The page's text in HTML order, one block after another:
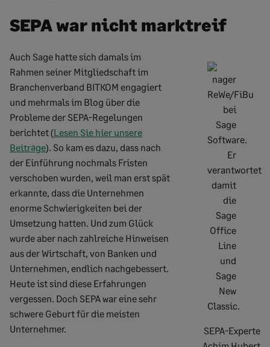
SEPA war nicht marktreif
SEPA-Experte
Auch Sage hatte sich damals im
Rahmen seiner Mitgliedschaft im
Branchenverband BITKOM engagiert
und mehrmals im Blog über die
Probleme der SEPA-Regelungen
berichtet (Lesen Sie hier unsere
Beiträge). So kam es dazu, dass nach
der Einführung nochmals Fristen
verschoben wurden, weil man erst spät
erkannte, dass die Unternehmen
enorme Schwierigkeiten bei der
Umsetzung hatten. Und zum Glück
wurde aber nach zahlreiche Hinweisen
aus der Wirtschaft, von Banken und
Unternehmen, endlich nachgebessert.
Heute ist sind diese Erfahrungen
vergessen. Doch SEPA war eine sehr
schwere Geburt für die meisten
Unternehmer.